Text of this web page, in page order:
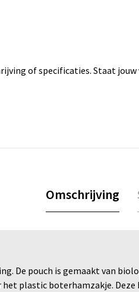
of specificaties. Staat
Omschrijving
pouch is gemaakt van
plastic boterhamzakje.